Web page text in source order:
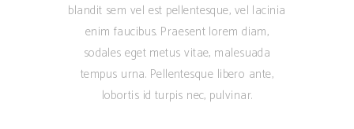
blandit sem vel est pellentesque, vel lacinia
enim faucibus. Praesent lorem diam,
sodales eget metus vitae, malesuada
tempus urna. Pellentesque libero ante,
lobortis id turpis nec, pulvinar.